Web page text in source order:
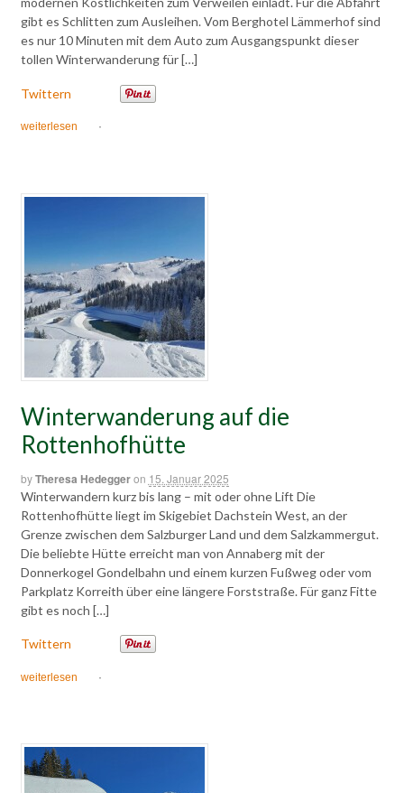
gibt es Schlitten zum Ausleihen. Vom Berghotel Lämmerhof sind
es nur 10 Minuten mit dem Auto zum Ausgangspunkt dieser
tollen Winterwanderung für […]
Twittern
weiterlesen ·
Winterwanderung auf die
Rottenhofhütte
byTheresa Hedeggeron 15. Januar 2025
Winterwandern kurz bis lang – mit oder ohne Lift Die
Rottenhofhütte liegt im Skigebiet Dachstein West, an der
Grenze zwischen dem Salzburger Land und dem Salzkammergut.
Die beliebte Hütte erreicht man von Annaberg mit der
Donnerkogel Gondelbahn und einem kurzen Fußweg oder vom
Parkplatz Korreith über eine längere Forststraße. Für ganz Fitte
gibt es noch […]
Twittern
weiterlesen ·